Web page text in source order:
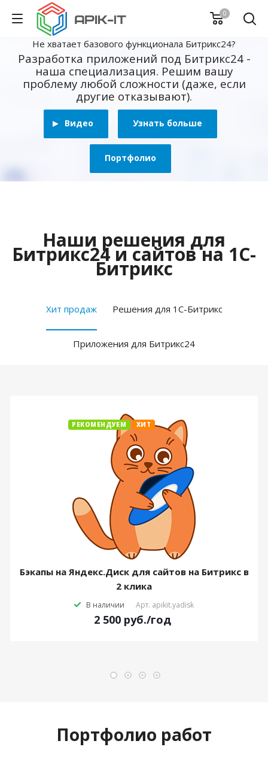
0
Не хватает базового функционала Битрикс24?
Разработка приложений под Битрикс24 -
наша специализация. Решим вашу
проблему любой сложности (даже, если
другие отказывают).
Видео Узнать больше
Портфолио
Наши решения для
Битрикс24 и сайтов на 1С-
Битрикс
Хит продаж Решения для 1С-Битрикс
Приложения для Битрикс24
РЕКОМЕНДУЕМ ХИТ
Бэкапы на Яндекс.Диск для сайтов на Битрикс в
2 клика
В наличии Арт. apikit.yadisk
2 500 руб./год
Портфолио работ